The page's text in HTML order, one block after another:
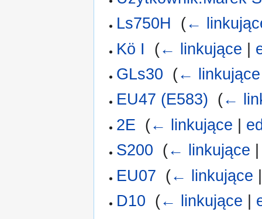
Ls750H
(←
Kö I
(← linkujące
GLs30 (← linkujące
EU47 (E583) (←
2E (← linkujące
S200 (← linkujące
EU07 (← linkujące
D10 (← linkujące